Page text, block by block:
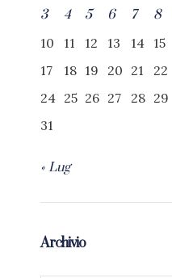
3
4 5 6 7 8
10
11 12 13 14 15
17
18 19 20 21 22
24 25 26 27 28 29
31
« Lug
Archivio